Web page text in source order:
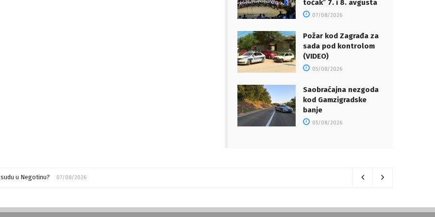
točakˮ 7. i 8. avgusta
07/08/2026
Požar kod Zagrađa za
sada pod kontrolom
(VIDEO)
05/08/2026
Saobraćajna nezgoda
kod Gamzigradske
banje
05/08/2026
u Negotinu? 07/08/2026